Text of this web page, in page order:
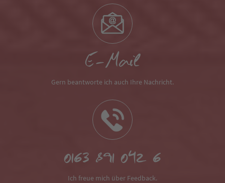
E-Mail
Gern beantworte ich auch Ihre Nachricht.
0163 891 042 6
Ich freue mich über Feedback.